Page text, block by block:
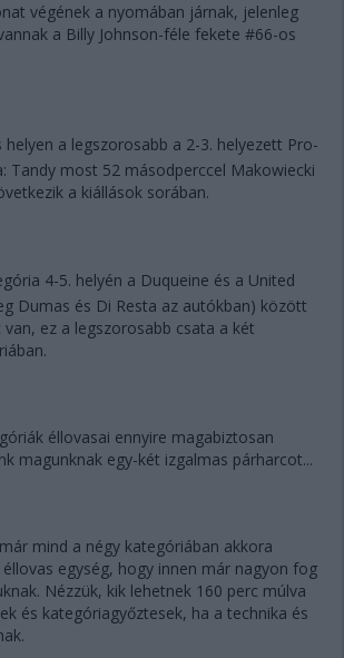
végének a nyomában járnak, jelenleg
a Billy Johnson-féle fekete #66-os
helyen a legszorosabb a 2-3. helyezett Pro-
Tandy most 52 másodperccel Makowiecki
a kiállások sorában.
4-5. helyén a Duqueine és a United
Dumas és Di Resta az autókban) között
ez a legszorosabb csata a két
éllovasai ennyire magabiztosan
magunknak egy-két izgalmas párharcot...
mind a négy kategóriában akkora
egység, hogy innen már nagyon fog
Nézzük, kik lehetnek 160 perc múlva
és kategóriagyőztesek, ha a technika és